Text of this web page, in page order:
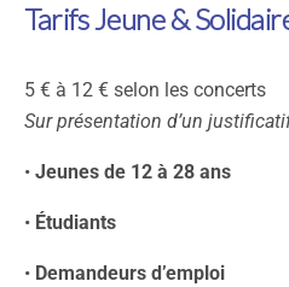
Tarifs Jeune &
5 € à 12 € selon les concerts
Sur présentation d’un
• Jeunes de 12 à 28 ans
• Étudiants
• Demandeurs d’emploi